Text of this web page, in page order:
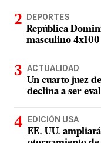
DEPORTES
República
masculino
ACTUALIDAD
Un cuarto juez
declina a ser
EDICIÓN USA
EE. UU.